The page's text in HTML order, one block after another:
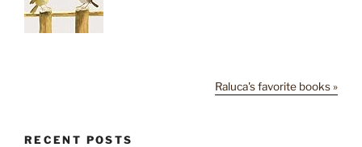
Raluca's favorite books »
RECENT POSTS